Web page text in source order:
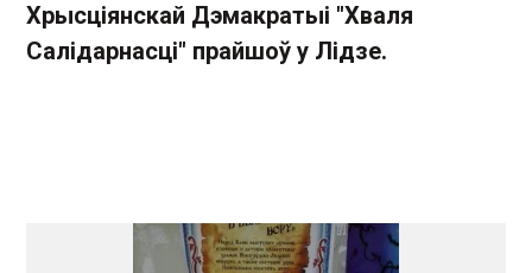
Хрысціянскай Дэмакратыі "Хваля
Салідарнасці" прайшоў у Лідзе.